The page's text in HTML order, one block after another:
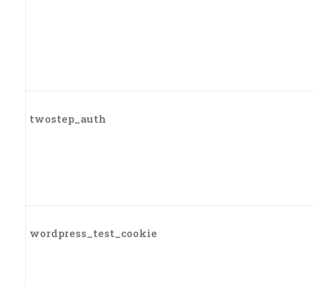
twostep_auth
wordpress_test_cookie